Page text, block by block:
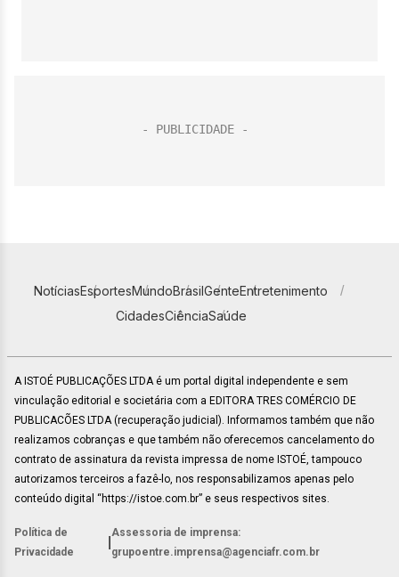
NotíciasEsportesMundoBrasilGenteEntretenimento
CidadesCiênciaSaúde
A ISTOÉ PUBLICAÇÕES LTDA é um portal digital independente e sem
vinculação editorial e societária com a EDITORA TRES COMÉRCIO DE
PUBLICACÕES LTDA (recuperação judicial). Informamos também que não
realizamos cobranças e que também não oferecemos cancelamento do
contrato de assinatura da revista impressa de nome ISTOÉ, tampouco
autorizamos terceiros a fazê-lo, nos responsabilizamos apenas pelo
conteúdo digital “https://istoe.com.br” e seus respectivos sites.
Política de
Privacidade
Assessoria de imprensa:
grupoentre.imprensa@agenciafr.com.br